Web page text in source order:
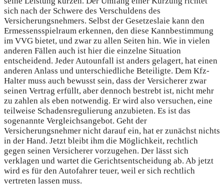
sich nach der Schwere des Verschuldens des
Versicherungsnehmers. Selbst der Gesetzeslaie kann den
Ermessensspielraum erkennen, den diese Kannbestimmung
im VVG bietet, und zwar zu allen Seiten hin. Wie in vielen
anderen Fällen auch ist hier die einzelne Situation
entscheidend. Jeder Autounfall ist anders gelagert, hat einen
anderen Anlass und unterschiedliche Beteiligte. Dem Kfz-
Halter muss auch bewusst sein, dass der Versicherer zwar
seinen Vertrag erfüllt, aber dennoch bestrebt ist, nicht mehr
zu zahlen als eben notwendig. Er wird also versuchen, eine
teilweise Schadensregulierung anzubieten. Es ist das
sogenannte Vergleichsangebot. Geht der
Versicherungsnehmer nicht darauf ein, hat er zunächst nichts
in der Hand. Jetzt bleibt ihm die Möglichkeit, rechtlich
gegen seinen Versicherer vorzugehen. Der lässt sich
verklagen und wartet die Gerichtsentscheidung ab. Ab jetzt
wird es für den Autofahrer teuer, weil er sich rechtlich
vertreten lassen muss.